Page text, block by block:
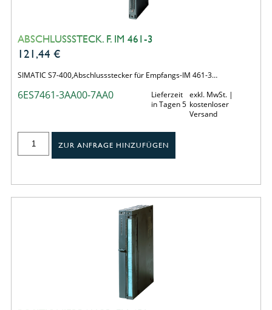
ABSCHLUSSSTECK. F. IM 461-3
121,44 €
SIMATIC S7-400,Abschlussstecker für Empfangs-IM 461-3…
6ES7461-3AA00-7AA0
Lieferzeit
in Tagen 5
exkl. MwSt. |
kostenloser
Versand
ZUR ANFRAGE HINZUFÜGEN